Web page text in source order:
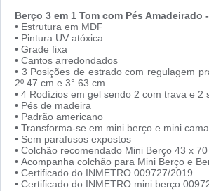
Berço 3 em 1 Tom com Pés Amadeirado
• Estrutura em MDF
• Pintura UV atóxica
• Grade fixa
• Cantos arredondados
• 3 Posições de estrado com regulagem
2º 47 cm e 3° 63 cm
• 4 Rodízios em gel sendo 2 com trava e 2
• Pés de madeira
• Padrão americano
• Transforma-se em mini berço e mini cama
• Sem parafusos expostos
• Colchão recomendado Mini Berço 43 x 70
• Acompanha colchão para Mini Berço e
• Certificado do INMETRO 009727/2019
• Certificado do INMETRO mini berço